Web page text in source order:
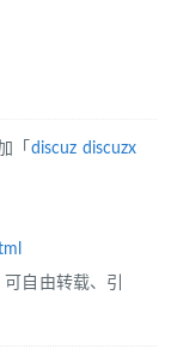
「 discuz discuzx
自由转载、引